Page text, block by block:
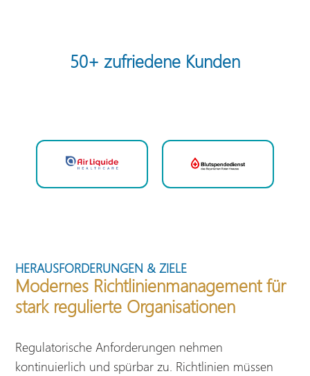
50+ zufriedene Kunden
HERAUSFORDERUNGEN & ZIELE
Modernes Richtlinienmanagement für
stark regulierte Organisationen
Regulatorische Anforderungen nehmen
kontinuierlich und spürbar zu. Richtlinien müssen